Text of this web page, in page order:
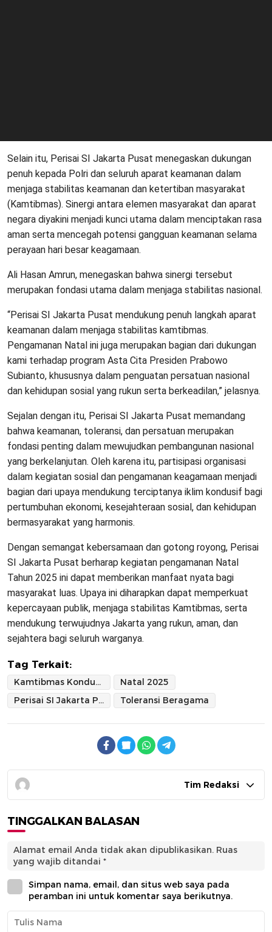
Selain itu, Perisai SI Jakarta Pusat menegaskan dukungan
penuh kepada Polri dan seluruh aparat keamanan dalam
menjaga stabilitas keamanan dan ketertiban masyarakat
(Kamtibmas). Sinergi antara elemen masyarakat dan aparat
negara diyakini menjadi kunci utama dalam menciptakan rasa
aman serta mencegah potensi gangguan keamanan selama
perayaan hari besar keagamaan.
Ali Hasan Amrun, menegaskan bahwa sinergi tersebut
merupakan fondasi utama dalam menjaga stabilitas nasional.
“Perisai SI Jakarta Pusat mendukung penuh langkah aparat
keamanan dalam menjaga stabilitas kamtibmas.
Pengamanan Natal ini juga merupakan bagian dari dukungan
kami terhadap program Asta Cita Presiden Prabowo
Subianto, khususnya dalam penguatan persatuan nasional
dan kehidupan sosial yang rukun serta berkeadilan,” jelasnya.
Sejalan dengan itu, Perisai SI Jakarta Pusat memandang
bahwa keamanan, toleransi, dan persatuan merupakan
fondasi penting dalam mewujudkan pembangunan nasional
yang berkelanjutan. Oleh karena itu, partisipasi organisasi
dalam kegiatan sosial dan pengamanan keagamaan menjadi
bagian dari upaya mendukung terciptanya iklim kondusif bagi
pertumbuhan ekonomi, kesejahteraan sosial, dan kehidupan
bermasyarakat yang harmonis.
Dengan semangat kebersamaan dan gotong royong, Perisai
SI Jakarta Pusat berharap kegiatan pengamanan Natal
Tahun 2025 ini dapat memberikan manfaat nyata bagi
masyarakat luas. Upaya ini diharapkan dapat memperkuat
kepercayaan publik, menjaga stabilitas Kamtibmas, serta
mendukung terwujudnya Jakarta yang rukun, aman, dan
sejahtera bagi seluruh warganya.
Tag Terkait:
Kamtibmas Kondusif Nataru 2026
Natal 2025
Perisai SI Jakarta Pusat
Toleransi Beragama
Tim Redaksi
TINGGALKAN BALASAN
Alamat email Anda tidak akan dipublikasikan. Ruas
yang wajib ditandai *
Simpan nama, email, dan situs web saya pada
peramban ini untuk komentar saya berikutnya.